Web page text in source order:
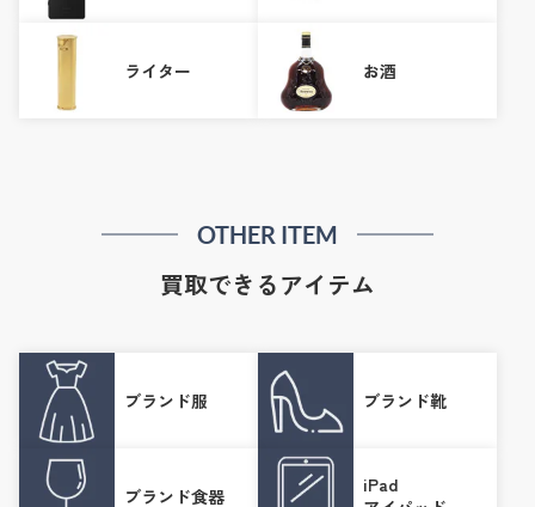
ライター お酒
OTHER ITEM
買取できるアイテム
ブランド服 ブランド靴
ブランド食器
iPad